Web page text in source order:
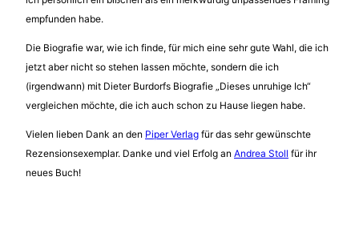
empfunden habe.
Die Biografie war, wie ich finde, für mich eine sehr gute Wahl, die ich
jetzt aber nicht so stehen lassen möchte, sondern die ich
(irgendwann) mit Dieter Burdorfs Biografie „Dieses unruhige Ich“
vergleichen möchte, die ich auch schon zu Hause liegen habe.
Vielen lieben Dank an den Piper Verlag für das sehr gewünschte
Rezensionsexemplar. Danke und viel Erfolg an Andrea Stoll für ihr
neues Buch!